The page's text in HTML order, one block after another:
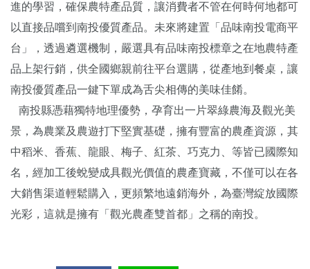
進的學習，確保農特產品質，讓消費者不管在何時何地都可
以直接品嚐到南投優質產品。未來將建置「品味南投電商平
台」，透過遴選機制，嚴選具有品味南投標章之在地農特產
品上架行銷，供全國鄉親前往平台選購，從產地到餐桌，讓
南投優質產品一鍵下單成為舌尖相傳的美味佳餚。
南投縣憑藉獨特地理優勢，孕育出一片翠綠農海及觀光美
景，為農業及農遊打下堅實基礎，擁有豐富的農產資源，其
中稻米、香蕉、龍眼、梅子、紅茶、巧克力、等皆已國際知
名，經加工後蛻變成具觀光價值的農產寶藏，不僅可以在各
大銷售渠道輕鬆購入，更頻繁地遠銷海外，為臺灣綻放國際
光彩，這就是擁有「觀光農產雙首都」之稱的南投。